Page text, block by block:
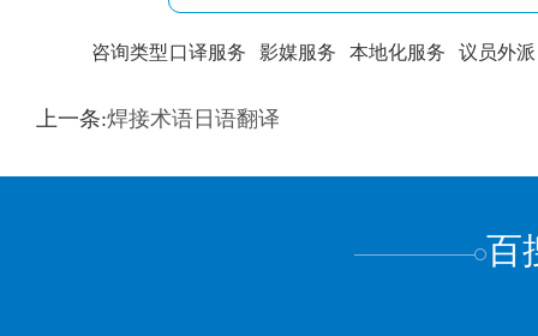
咨询类型口译服务 影媒服务 本地化服务 议员外派
训翻译 标准级
上一条:焊接术语日语翻译
百